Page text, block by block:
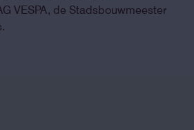
VESPA, de Stadsbouwmeester